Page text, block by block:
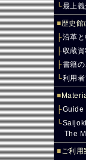
└最上
■歴史館
├沿革
├収蔵
├書籍
└利用
■
├Guide
└
The
■ご利用